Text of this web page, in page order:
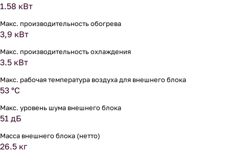
1.58 кВт
Макс. производительность обогрева
3,9 кВт
Макс. производительность охлаждения
3.5 кВт
Макс. рабочая температура воздуха для внешнего блока
53 °С
Макс. уровень шума внешнего блока
51 дБ
Масса внешнего блока (нетто)
26.5 кг